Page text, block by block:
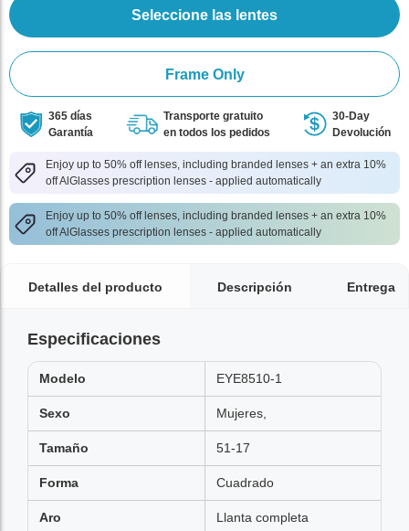
Seleccione las lentes
Frame Only
365 días
Garantía
Transporte gratuito
en todos los pedidos
30-Day
Devolución
Enjoy up to 50% off lenses, including branded lenses + an extra 10%
off AlGlasses prescription lenses - applied automatically
Enjoy up to 50% off lenses, including branded lenses + an extra 10%
off AlGlasses prescription lenses - applied automatically
Detalles del producto Descripción Entrega
Especificaciones
Modelo EYE8510-1
Sexo Mujeres,
Tamaño 51-17
Forma Cuadrado
Aro Llanta completa